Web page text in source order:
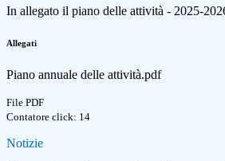
In allegato il piano delle attività - 2025-
Allegati
Piano annuale delle attività.pdf
File PDF
Contatore click: 14
Notizie